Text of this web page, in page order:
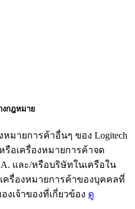
งกฎหมาย
หมายการค้าอื่นๆ ของ Logitech
รือเครื่องหมายการค้าจด
และ/หรือบริษัทในเครือใน
ครื่องหมายการค้าของบุคคลที่
เจ้าของที่เกี่ยวข้อง ดู